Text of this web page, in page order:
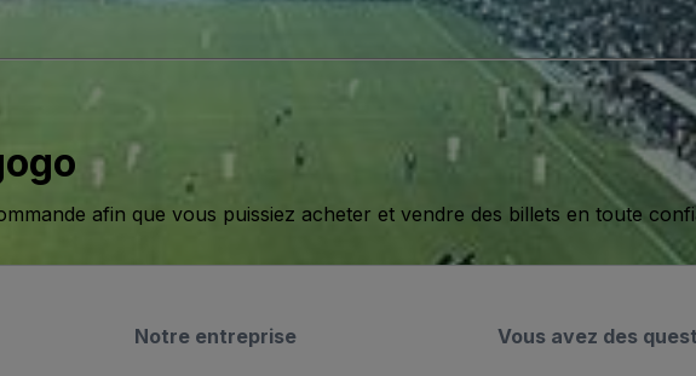
afin que vous puissiez acheter et vendre des billets en toute
Notre entreprise Vous avez des